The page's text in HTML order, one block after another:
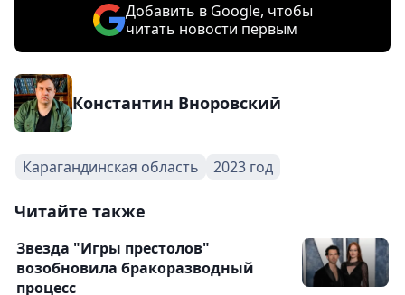
Добавить в Google, чтобы
читать новости первым
Константин Вноровский
Карагандинская область 2023 год
Читайте также
Звезда "Игры престолов"
возобновила бракоразводный
процесс